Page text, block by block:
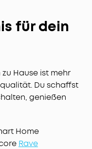
für dein
zu Hause ist mehr
Du schaffst
genießen
Home
Rave